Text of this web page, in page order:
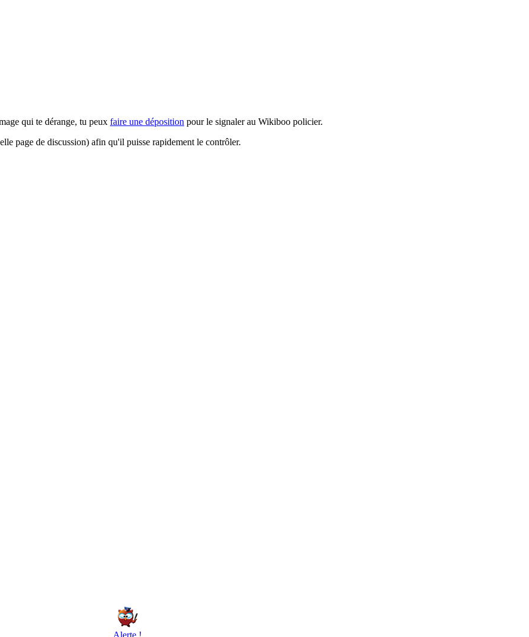
qui te dérange, tu peux faire une déposition pour le signaler au Wikiboo policier.
page de discussion) afin qu'il puisse rapidement le contrôler.